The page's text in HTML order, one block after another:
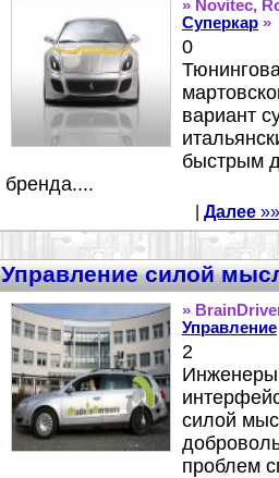
» Novitec,
Суперкар »
0
вариант
быстрым
бренда....
Далее
Управление силой
»
Управление
2
Инженеры
силой
проблем